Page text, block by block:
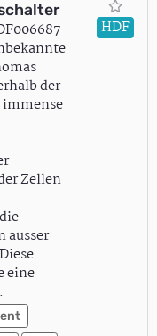
der
immense
Zellen
ausser
eine
HDF